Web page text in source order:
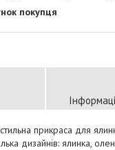
покупця
прикраса для
дизайнів: ялинка,